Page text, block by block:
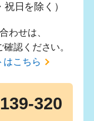
日を除く）
わせは、
認ください。
はこちら
320